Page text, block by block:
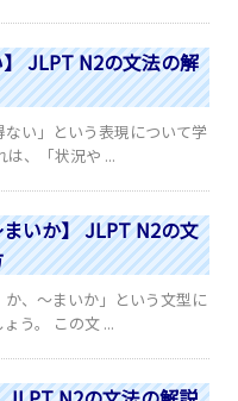
JLPT N2の文法の解
い」という表現について学
は、「状況や ...
いか】 JLPT N2の文
、～まいか」という文型に
う。 この文 ...